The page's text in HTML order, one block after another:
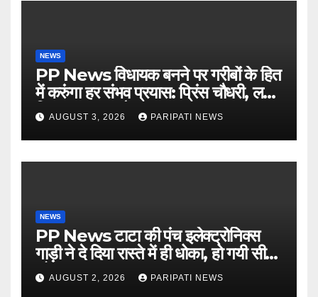
NEWS
PP News विधायक बनने पर गरीबों के हित
में करुंगा हर संभव प्रयास: प्रिंस चौधरी, लगाई
किसान मजदूर चौपाल
AUGUST 3, 2026 PARIPATI NEWS
NEWS
PP News टाटा की पंच इलेक्ट्रोनिक्स
गाड़ी ने दे दिया रास्ते में ही धोका, हो गयी सीज,
जो सब बताया झूठ
AUGUST 2, 2026 PARIPATI NEWS